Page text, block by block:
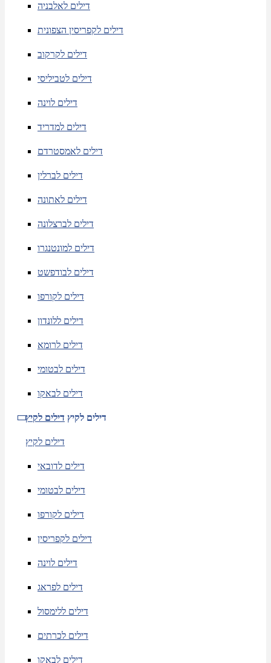
דילים לאלבניה
דילים לקפריסין הצפונית
דילים לקרקוב
דילים לטביליסי
דילים לוינה
דילים למדריד
דילים לאמסטרדם
דילים לברלין
דילים לאתונה
דילים לברצלונה
דילים למונטנגרו
דילים לבודפשט
דילים לקורפו
דילים ללונדון
דילים לרומא
דילים לבטומי
דילים לבאקו
דילים לקיץ דילים לקיץ
דילים לקיץ
דילים לדובאי
דילים לבטומי
דילים לקורפו
דילים לקפריסין
דילים לוינה
דילים לפראג
דילים ללימסול
דילים לכרתים
דילים לבאקו